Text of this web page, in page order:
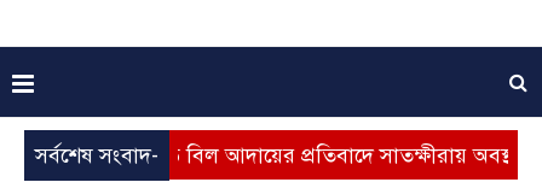
সর্বশেষ সংবাদ-
ভূতুড়ে বিল আদায়ের প্রতিবাদে সাতক্ষীরায় অবস্থান কর্মসূচি